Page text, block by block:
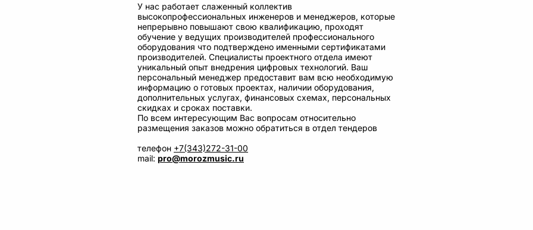
У нас работает слаженный коллектив
высокопрофессиональных инженеров и менеджеров, которые
непрерывно повышают свою квалификацию, проходят
обучение у ведущих производителей профессионального
оборудования что подтверждено именными сертификатами
производителей. Специалисты проектного отдела имеют
уникальный опыт внедрения цифровых технологий. Ваш
персональный менеджер предоставит вам всю необходимую
информацию о готовых проектах, наличии оборудования,
дополнительных услугах, финансовых схемах, персональных
скидках и сроках поставки.
По всем интересующим Вас вопросам относительно
размещения заказов можно обратиться в отдел тендеров
телефон +7(343)272-31-00
mail: pro@morozmusic.ru